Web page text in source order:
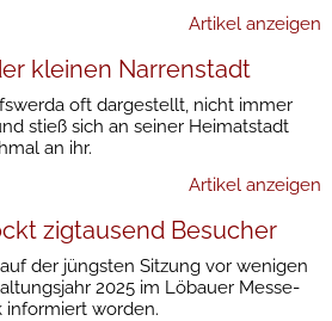
Artikel anzeigen
kleinen Narrenstadt
oft dargestellt, nicht immer
stieß sich an seiner Heimatstadt
an ihr.
Artikel anzeigen
zigtausend Besucher
der jüngsten Sitzung vor wenigen
2025 im Löbauer Messe-
informiert worden.